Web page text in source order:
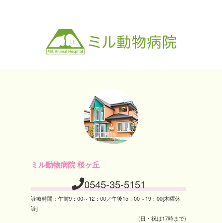
ミル動物病院 桜ヶ丘
0545-35-5151
診療時間：午前9：00～12：00／午後15：00～19：00[木曜休
診]
(日・祝は17時まで)